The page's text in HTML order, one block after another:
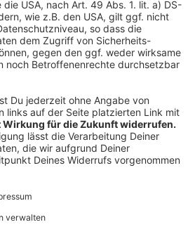
Arroganz vor
nicht angehört habe. SPD-
spricht von der “Arroganz der